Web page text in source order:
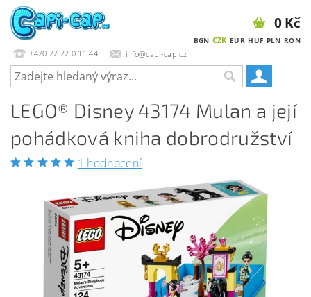
+420 22 22 0 11 44 info@capi-cap.cz
BGN CZK EUR HUF PLN RON
0 Kč
LEGO® Disney 43174 Mulan a její
pohádková kniha dobrodružství
1 hodnocení